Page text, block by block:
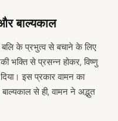
बाल्यकाल
बलि के प्रभुत्व से बचाने के लिए
भक्ति से प्रसन्न होकर, विष्णु
इस प्रकार वामन का
से ही, वामन ने अद्भुत